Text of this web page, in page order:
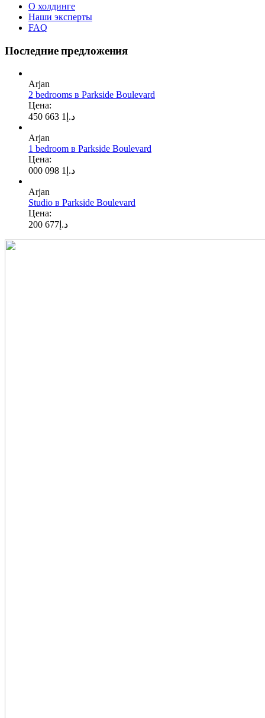
О холдинге
Наши эксперты
FAQ
Последние предложения
Arjan
2 bedrooms в Parkside Boulevard
Цена:
د.إ 1 663 450
Arjan
1 bedroom в Parkside Boulevard
Цена:
د.إ 1 098 000
Arjan
Studio в Parkside Boulevard
Цена:
د.إ 677 200